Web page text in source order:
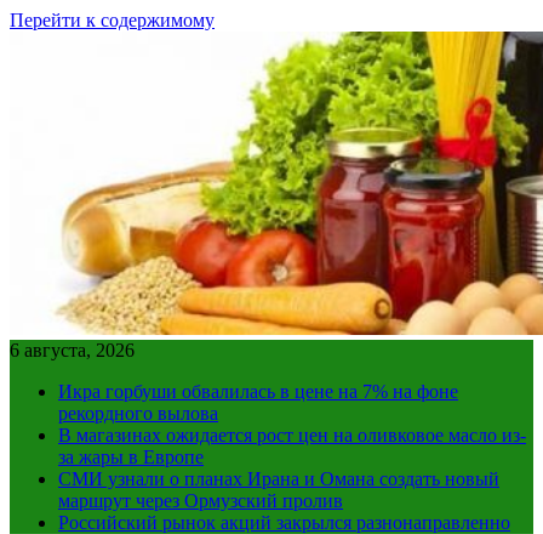
Перейти к содержимому
6 августа, 2026
Икра горбуши обвалилась в цене на 7% на фоне
рекордного вылова
В магазинах ожидается рост цен на оливковое масло из-
за жары в Европе
СМИ узнали о планах Ирана и Омана создать новый
маршрут через Ормузский пролив
Российский рынок акций закрылся разнонаправленно